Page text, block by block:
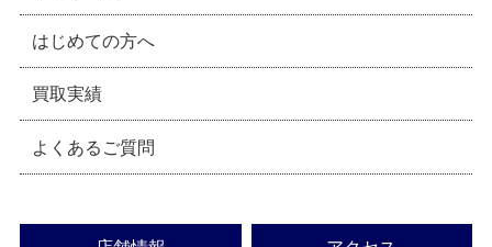
はじめての方へ
買取実績
よくあるご質問